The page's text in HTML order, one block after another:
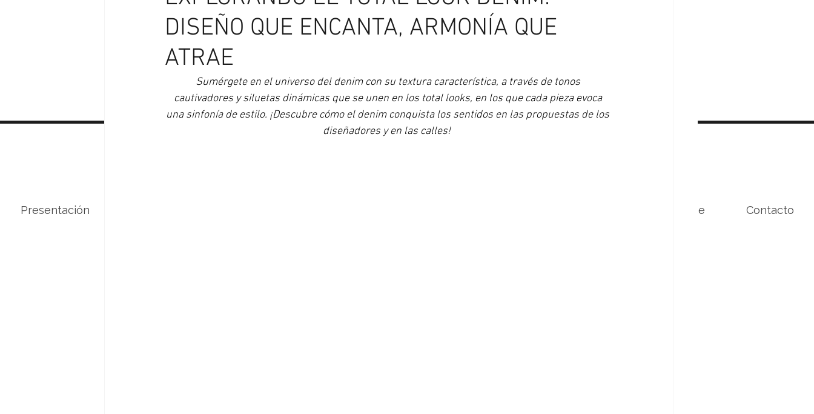
Presentación Conóceme Contacto
DISEÑO QUE ENCANTA, ARMONÍA QUE
ATRAE
Sumérgete en el universo del denim con su textura característica, a través de tonos
cautivadores y siluetas dinámicas que se unen en los total looks, en los que cada pieza evoca
una sinfonía de estilo. ¡Descubre cómo el denim conquista los sentidos en las propuestas de los
diseñadores y en las calles!